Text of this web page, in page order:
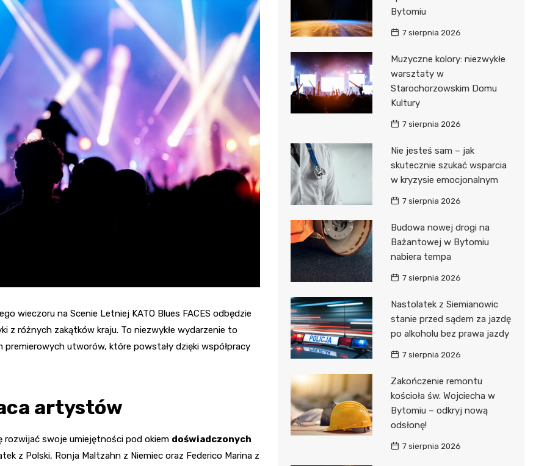
Fryzjer
Poczta
Kino
wieczoru na Scenie Letniej KATO Blues FACES odbędzie
różnych zakątków kraju. To niezwykłe wydarzenie to
utworów, które powstały dzięki współpracy
artystów
rozwijać swoje umiejętności pod okiem doświadczonych
z Polski, Ronja Maltzahn z Niemiec oraz Federico Marina z
Bytomiu
7 sierpnia 2026
Muzyczne kolory: niezwykłe
warsztaty w
Starochorzowskim Domu
Kultury
7 sierpnia 2026
Nie jesteś sam – jak
skutecznie szukać wsparcia
w kryzysie emocjonalnym
7 sierpnia 2026
Budowa nowej drogi na
Bażantowej w Bytomiu
nabiera tempa
7 sierpnia 2026
Nastolatek z Siemianowic
stanie przed sądem za jazdę
po alkoholu bez prawa jazdy
7 sierpnia 2026
Zakończenie remontu
kościoła św. Wojciecha w
Bytomiu – odkryj nową
odsłonę!
7 sierpnia 2026